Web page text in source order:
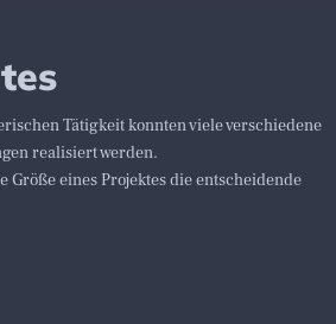
Tätigkeit konnten viele verschiedene
realisiert werden.
eines Projektes die entscheidende